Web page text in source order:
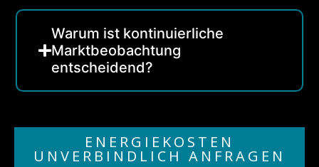
Warum ist kontinuierliche
Marktbeobachtung
entscheidend?
ENERGIEKOSTEN
UNVERBINDLICH ANFRAGEN